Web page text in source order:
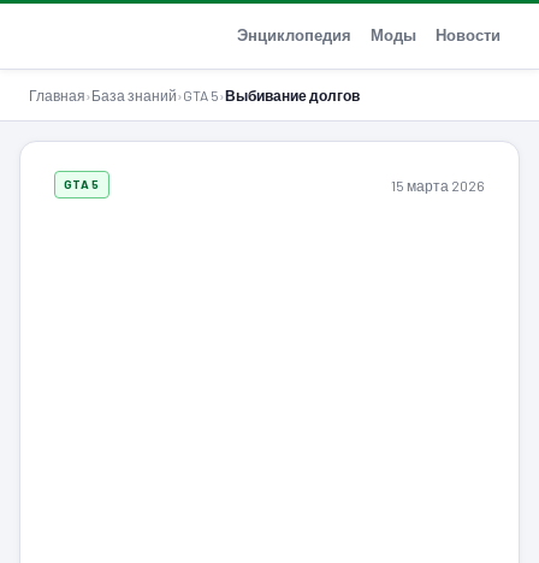
Энциклопедия Моды Новости
Главная›База знаний›GTA 5›Выбивание долгов
GTA 5 15 марта 2026